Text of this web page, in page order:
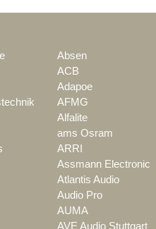
Absen
ACB
Adapoe
AFMG
Alfalite
ams Osram
ARRI
Assmann Electronic
Atlantis Audio
Audio Pro
AUMA
AVE Audio Stuttgart